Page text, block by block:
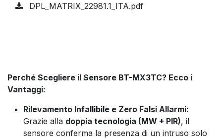
DPL_MATRIX_22981.1_ITA.pdf
Perché Scegliere il Sensore BT-MX3TC? Ecco i
Vantaggi:
Rilevamento Infallibile e Zero Falsi Allarmi:
Grazie alla doppia tecnologia (MW + PIR), il
sensore conferma la presenza di un intruso solo